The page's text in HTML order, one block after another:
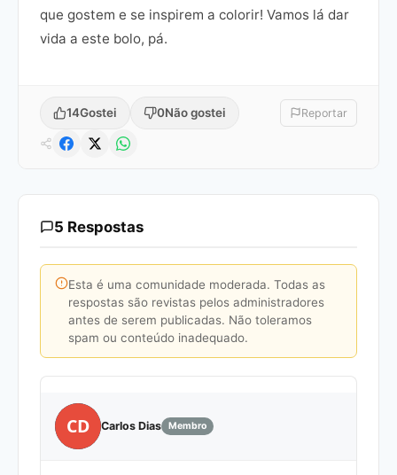
que gostem e se inspirem a colorir! Vamos lá dar
vida a este bolo, pá.
14Gostei 0Não gostei Reportar
5 Respostas
Esta é uma comunidade moderada. Todas as
respostas são revistas pelos administradores
antes de serem publicadas. Não toleramos
spam ou conteúdo inadequado.
CD Carlos Dias Membro